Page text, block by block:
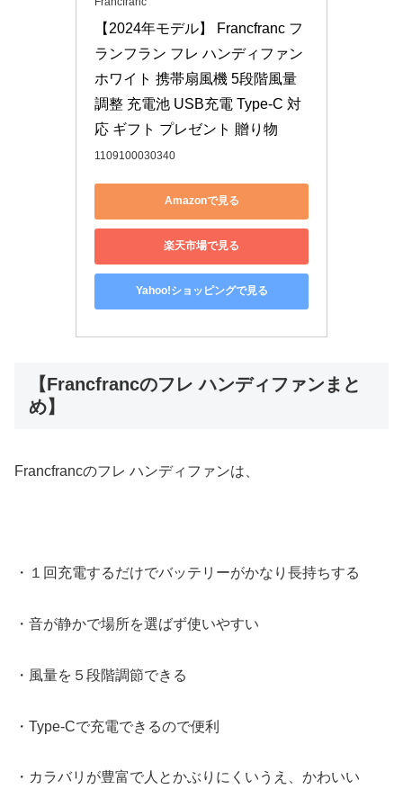
【2024年モデル】 Francfranc フ
ランフラン フレ ハンディファン
ホワイト 携帯扇風機 5段階風量
調整 充電池 USB充電 Type-C 対
応 ギフト プレゼント 贈り物
1109100030340
Amazonで見る
楽天市場で見る
Yahoo!ショッピングで見る
【Francfrancのフレ ハンディファンまと
め】
Francfrancのフレ ハンディファンは、
・１回充電するだけでバッテリーがかなり長持ちする
・音が静かで場所を選ばず使いやすい
・風量を５段階調節できる
・Type-Cで充電できるので便利
・カラバリが豊富で人とかぶりにくいうえ、かわいい